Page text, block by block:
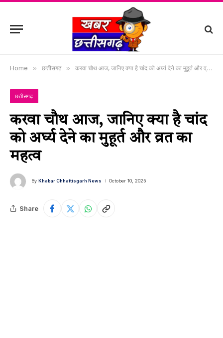
Home » छत्तीसगढ़ » करवा चौथ आज, जानिए क्या है चांद को अर्घ्य देने का मुहूर्त और व्रत का महत्व
छत्तीसगढ़
करवा चौथ आज, जानिए क्या है चांद
को अर्घ्य देने का मुहूर्त और व्रत का
महत्व
By Khabar Chhattisgarh News October 10, 2025
Share